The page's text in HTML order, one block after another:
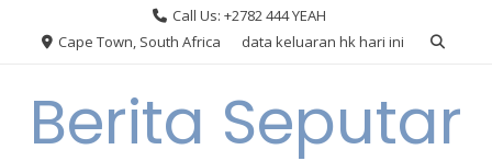
Call Us: +2782 444 YEAH
Cape Town, South Africa
data keluaran hk hari ini
Berita Seputar